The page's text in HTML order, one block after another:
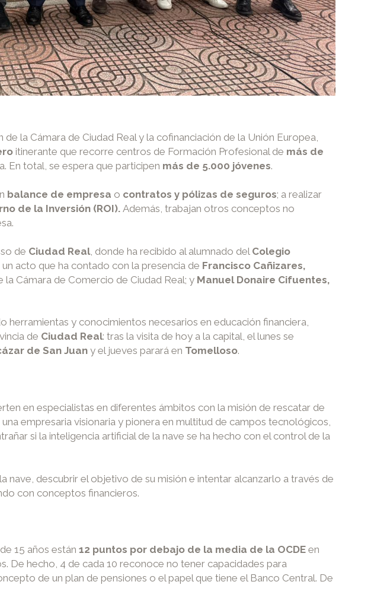
la Cámara de Ciudad Real y la cofinanciación de la Unión Europea,
itinerante que recorre centros de Formación Profesional de más de
En total, se espera que participen más de 5.000 jóvenes.
balance de empresa o contratos y pólizas de seguros; a realizar
de la Inversión (ROI). Además, trabajan otros conceptos no
de Ciudad Real, donde ha recibido al alumnado del Colegio
acto que ha contado con la presencia de Francisco Cañizares,
la Cámara de Comercio de Ciudad Real; y Manuel Donaire Cifuentes,
herramientas y conocimientos necesarios en educación financiera,
de Ciudad Real: tras la visita de hoy a la capital, el lunes se
de San Juan y el jueves parará en Tomelloso.
en especialistas en diferentes ámbitos con la misión de rescatar de
empresaria visionaria y pionera en multitud de campos tecnológicos,
si la inteligencia artificial de la nave se ha hecho con el control de la
descubrir el objetivo de su misión e intentar alcanzarlo a través de
con conceptos financieros.
15 años están 12 puntos por debajo de la media de la OCDE en
De hecho, 4 de cada 10 reconoce no tener capacidades para
de un plan de pensiones o el papel que tiene el Banco Central. De